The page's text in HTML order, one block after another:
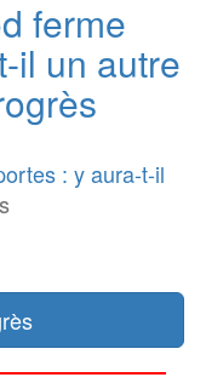
ferme
il un autre
: y aura-t-il